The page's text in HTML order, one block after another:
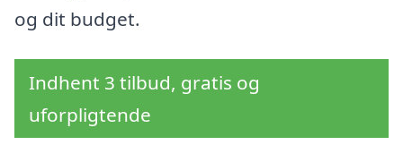
og dit budget.
Indhent 3 tilbud, gratis og
uforpligtende